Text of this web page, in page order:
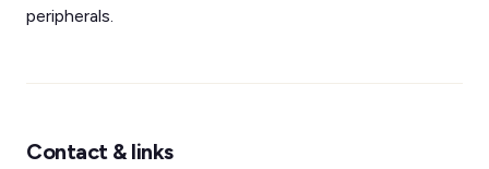
peripherals.
Contact & links